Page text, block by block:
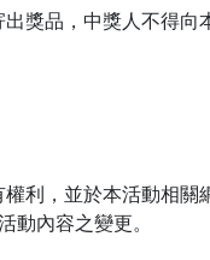
獎品，中獎人不得向
利，並於本活動相關
動內容之變更。